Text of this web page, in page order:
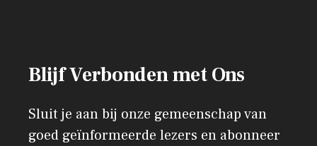
Blijf Verbonden met Ons
Sluit je aan bij onze gemeenschap van
goed geïnformeerde lezers en abonneer